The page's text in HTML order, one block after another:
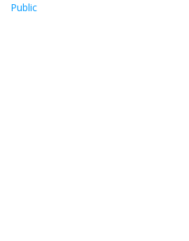
Public